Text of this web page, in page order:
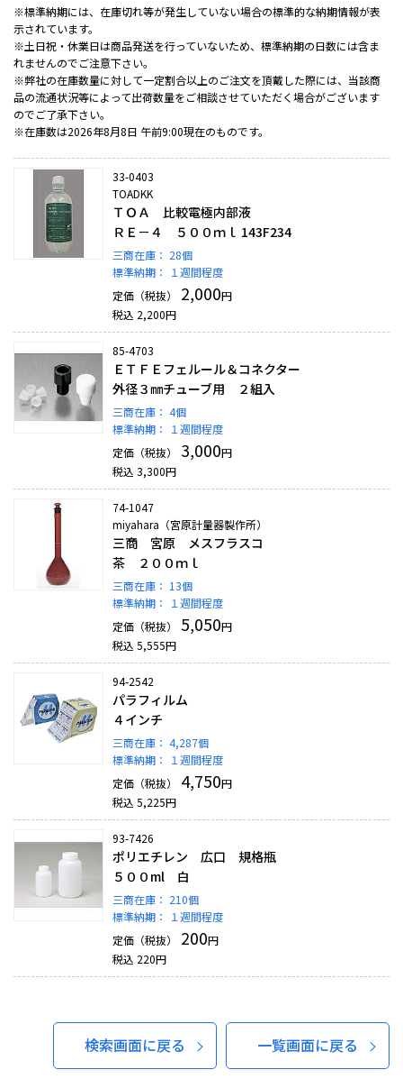
※標準納期には、在庫切れ等が発生していない場合の標準的な納期情報が表
示されています。
※土日祝・休業日は商品発送を行っていないため、標準納期の日数には含ま
れませんのでご注意下さい。
※弊社の在庫数量に対して一定割合以上のご注文を頂戴した際には、当該商
品の流通状況等によって出荷数量をご相談させていただく場合がございます
のでご了承下さい。
※在庫数は2026年8月8日 午前9:00現在のものです。
33-0403
TOADKK
ＴＯＡ 比較電極内部液
ＲＥ－４ ５００ｍｌ 143F234
三商在庫： 28個
標準納期：
１週間程度
定価（税抜）
2,000円
税込 2,200円
85-4703
ＥＴＦＥフェルール＆コネクター
外径３㎜チューブ用 ２組入
三商在庫： 4個
標準納期：
１週間程度
定価（税抜）
3,000円
税込 3,300円
74-1047
miyahara（宮原計量器製作所）
三商 宮原 メスフラスコ
茶 ２００ｍｌ
三商在庫： 13個
標準納期：
１週間程度
定価（税抜）
5,050円
税込 5,555円
94-2542
パラフィルム
４インチ
三商在庫： 4,287個
標準納期：
１週間程度
定価（税抜）
4,750円
税込 5,225円
93-7426
ポリエチレン 広口 規格瓶
５００ml 白
三商在庫： 210個
標準納期：
１週間程度
定価（税抜）
200円
税込 220円
検索画面に戻る 一覧画面に戻る